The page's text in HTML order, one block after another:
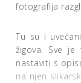
fotografija
Tu su i
žigova. Sve
nastaviti s
na njen